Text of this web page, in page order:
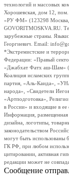
технологий и массовых
Хорошевская, дом 12, пом.
«РУ ФМ» (123298 Москва,
GOVORITMOSKVA.RU.
зарубежные страны.
Георгиевич. Email:
*Экстремистские и
Федерации: «Правый
«Джабхат Фатх аш-Шам»
Коалиция исламских
партия, «Аль-Каида»,
народа», «Свидетели
«Артподготовка»,
в России» и входящие в ее
Информация, размещенная
дизайна, логотипы,
законодательством
могут быть использованы
ГК РФ, при любом
цитировании, активная
редакции может не
Сообщение